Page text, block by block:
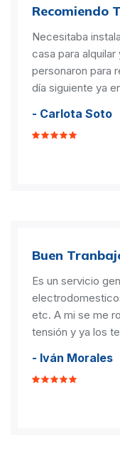
Recomiendo
Necesitaba
casa para
personaron para
día siguiente ya
- Carlota Soto
Buen
Es un servicio
etc. A mi se me
tensión y ya los
- Iván Morales